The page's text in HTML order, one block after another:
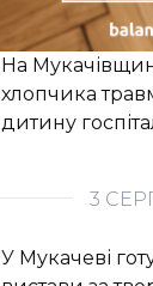
На
хлопчика
дитину
3
У Мукачеві